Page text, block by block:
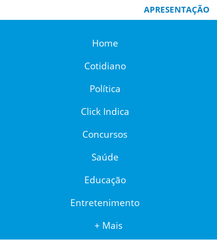
APRESENTAÇÃO
Home
Cotidiano
Política
Click Indica
Concursos
Saúde
Educação
Entretenimento
+ Mais